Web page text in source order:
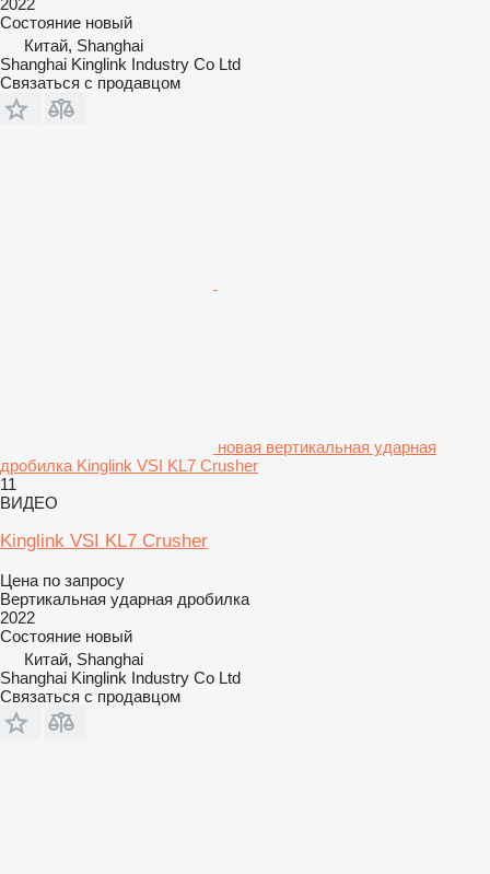
2022
Состояние новый
Китай, Shanghai
Shanghai Kinglink Industry Co Ltd
Связаться с продавцом
новая вертикальная ударная
дробилка Kinglink VSI KL7 Crusher
11
ВИДЕО
Kinglink VSI KL7 Crusher
Цена по запросу
Вертикальная ударная дробилка
2022
Состояние новый
Китай, Shanghai
Shanghai Kinglink Industry Co Ltd
Связаться с продавцом